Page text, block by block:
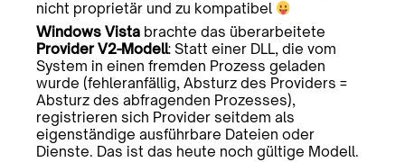
nicht proprietär und zu kompatibel
Windows Vista brachte das überarbeitete
Provider V2-Modell: Statt einer DLL, die vom
System in einen fremden Prozess geladen
wurde (fehleranfällig, Absturz des Providers =
Absturz des abfragenden Prozesses),
registrieren sich Provider seitdem als
eigenständige ausführbare Dateien oder
Dienste. Das ist das heute noch gültige Modell.